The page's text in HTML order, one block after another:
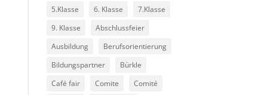
5.Klasse 6. Klasse
7.Klasse
9. Klasse
Abschlussfeier
Ausbildung
Berufsorientierung
Bildungspartner
Bürkle
Café fair
Comite
Comité